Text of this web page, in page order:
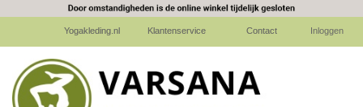
Inloggen
Contact
Klantenservice
Yogakleding.nl